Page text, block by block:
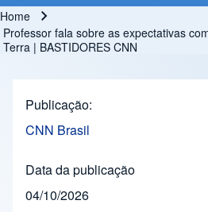
Breadcrumb
Home
Professor fala sobre as expectativas
Terra | BASTIDORES CNN
Publicação
CNN Brasil
Data da publicação
04/10/2026